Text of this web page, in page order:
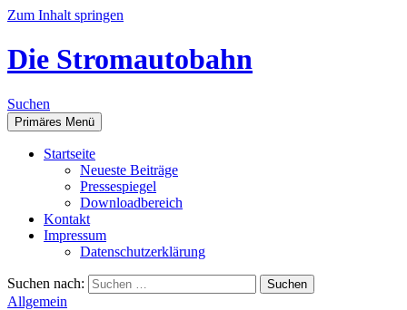
Zum Inhalt springen
Die Stromautobahn
Suchen
Primäres Menü
Start­sei­te
Neu­es­te Beiträge
Pres­se­spie­gel
Down­load­be­reich
Kon­takt
Impres­sum
Daten­schutz­er­klä­rung
Suchen nach:
Allgemein